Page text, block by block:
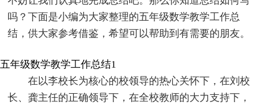
吗？下面是小编为大家整理的五年级数学教学工作总
结，供大家参考借鉴，希望可以帮助到有需要的朋友。
五年级数学教学工作总结1
在以李校长为核心的校领导的热心关怀下，在刘校
长、龚主任的正确领导下，在全校教师的大力支持下，